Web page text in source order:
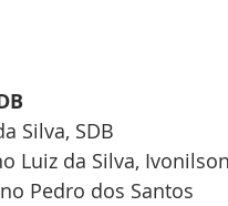
Silva, SDB
Luiz da Silva,
Pedro dos Santos